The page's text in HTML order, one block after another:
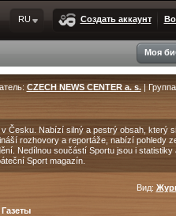
Создать аккаунт
RU
Моя
CZECH NEWS CENTER a. s.| Группа
Česku. Nabízí silný a pestrý obsah, který
rozhovory a reportáže, nabízí pohledy
Nedílnou součástí Sportu jsou i statistiky
Sport magazín.
Вид: